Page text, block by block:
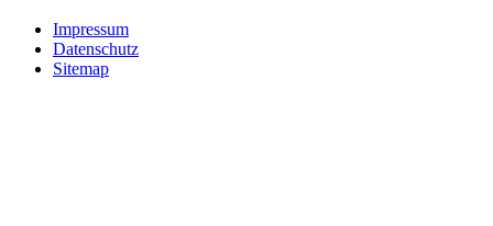
Impressum
Datenschutz
Sitemap